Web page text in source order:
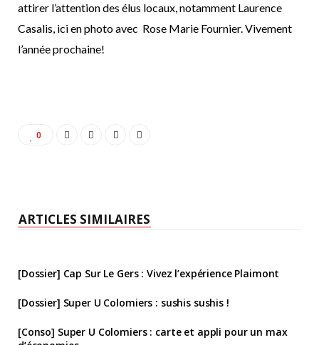
attirer l’attention des élus locaux, notamment Laurence
Casalis, ici en photo avec Rose Marie Fournier. Vivement
l’année prochaine!
0
ARTICLES SIMILAIRES
[Dossier] Cap Sur Le Gers : Vivez l’expérience Plaimont
[Dossier] Super U Colomiers : sushis sushis !
[Conso] Super U Colomiers : carte et appli pour un max